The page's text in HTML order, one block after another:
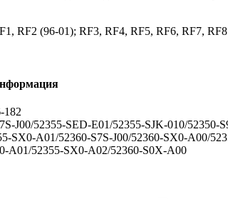
RF2 (96-01); RF3, RF4, RF5, RF6, RF7,
182
J00/52355-SED-E01/52355-SJK-010/
SX0-A01/52360-S7S-J00/52360-SX0-A00/
A01/52355-SX0-A02/52360-S0X-A00